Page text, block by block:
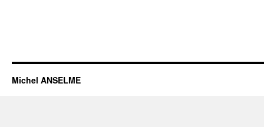
Michel ANSELME